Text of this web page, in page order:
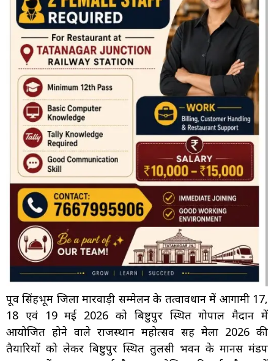
पूर्वी सिंहभूम जिला मारवाड़ी सम्मेलन के तत्वावधान में आगामी 17,
18 एवं 19 मई 2026 को बिष्टुपुर स्थित गोपाल मैदान में
आयोजित होने वाले राजस्थान महोत्सव सह मेला 2026 की
तैयारियों को लेकर बिष्टुपुर स्थित तुलसी भवन के मानस मंडप